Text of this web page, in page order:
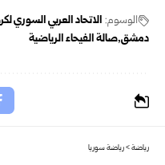
الوسوم: الاتحاد العربي السوري
دمشق صالة الفيحاء الرياضية
رياضة>رياضة سوريا